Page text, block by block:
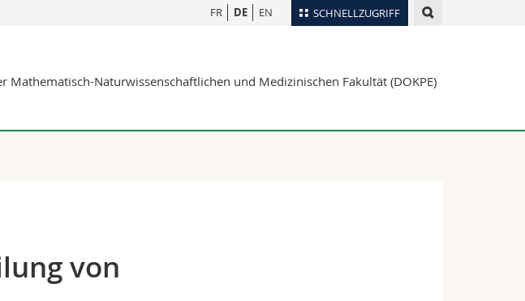
SCHNELLZUGRIFF
Studieninteressierte
Forschende
Ortsplan
Webmail
FR DE EN
Mathematisch-Naturwissenschaftlichen und Medizinischen Fakultät (DOKPE)
von